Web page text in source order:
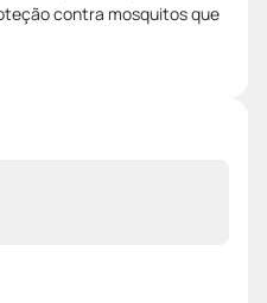
contra mosquitos que